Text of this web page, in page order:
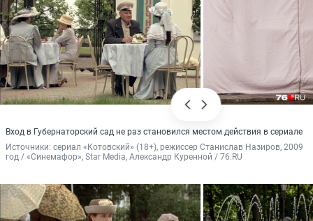
Вход в Губернаторский сад не раз становился местом действия в сериале
Источники: сериал «Котовский» (18+), режиссер Станислав Назиров, 2009
год / «Синемафор», Star Media, Александр Куренной / 76.RU